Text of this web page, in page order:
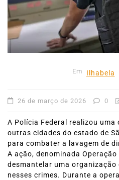
Em Ilhabela
26 de março de 2026 0
A Polícia Federal realizou uma
outras cidades do estado de
para combater a lavagem de
A ação, denominada
desmantelar uma
nesses crimes. Durante a